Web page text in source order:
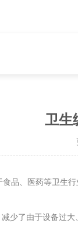
卫生
品、医药等卫生行
了由于设备过大